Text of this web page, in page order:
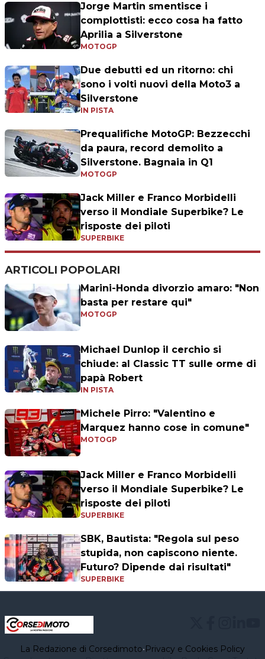
Jorge Martin smentisce i
complottisti: ecco cosa ha fatto
Aprilia a Silverstone
MOTOGP
Due debutti ed un ritorno: chi
sono i volti nuovi della Moto3 a
Silverstone
IN PISTA
Prequalifiche MotoGP: Bezzecchi
da paura, record demolito a
Silverstone. Bagnaia in Q1
MOTOGP
Jack Miller e Franco Morbidelli
verso il Mondiale Superbike? Le
risposte dei piloti
SUPERBIKE
ARTICOLI POPOLARI
Marini-Honda divorzio amaro: "Non
basta per restare qui"
MOTOGP
Michael Dunlop il cerchio si
chiude: al Classic TT sulle orme di
papà Robert
IN PISTA
Michele Pirro: "Valentino e
Marquez hanno cose in comune"
MOTOGP
Jack Miller e Franco Morbidelli
verso il Mondiale Superbike? Le
risposte dei piloti
SUPERBIKE
SBK, Bautista: "Regola sul peso
stupida, non capiscono niente.
Futuro? Dipende dai risultati"
SUPERBIKE
La Redazione di Corsedimoto•Privacy e Cookies Policy